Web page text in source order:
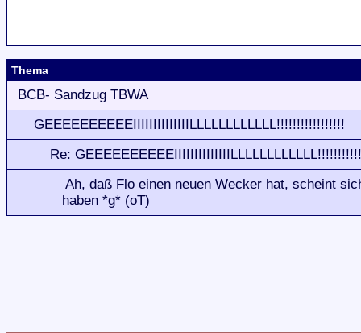
Thema
BCB- Sandzug TBWA
GEEEEEEEEEEIIIIIIIIIIIIIILLLLLLLLLLLL!!!!!!!!!!!!!!!!!
Re:
Ah, daß Flo einen neuen Wecker hat, scheint
haben *g* (oT)